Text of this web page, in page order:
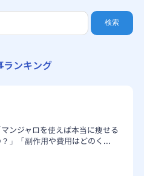
検索
ランキング
マンジャロを使えば本当に痩せる
」「副作用や費用はどのく...